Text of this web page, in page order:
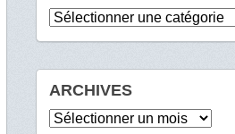
Catégories
ARCHIVES
Archives